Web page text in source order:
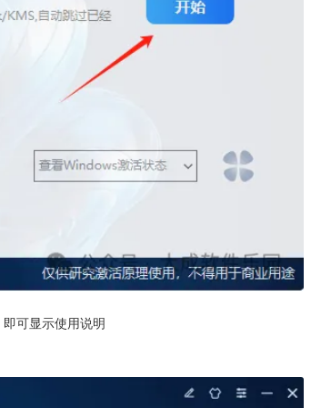
可显示使用说明